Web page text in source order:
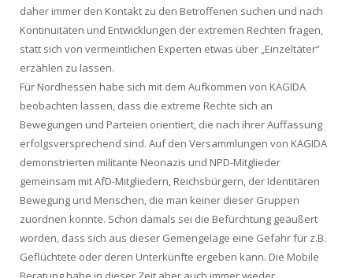
daher immer den Kontakt zu den Betroffenen suchen und nach
Kontinuitäten und Entwicklungen der extremen Rechten fragen,
statt sich von vermeintlichen Experten etwas über „Einzeltäter“
erzählen zu lassen.
Für Nordhessen habe sich mit dem Aufkommen von KAGIDA
beobachten lassen, dass die extreme Rechte sich an
Bewegungen und Parteien orientiert, die nach ihrer Auffassung
erfolgsversprechend sind. Auf den Versammlungen von KAGIDA
demonstrierten militante Neonazis und NPD-Mitglieder
gemeinsam mit AfD-Mitgliedern, Reichsbürgern, der Identitären
Bewegung und Menschen, die man keiner dieser Gruppen
zuordnen konnte. Schon damals sei die Befürchtung geäußert
worden, dass sich aus dieser Gemengelage eine Gefahr für z.B.
Geflüchtete oder deren Unterkünfte ergeben kann. Die Mobile